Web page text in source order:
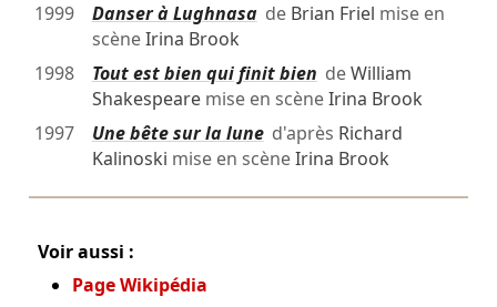
1999
Danser à Lughnasade Brian Friel mise en
scèneIrina Brook
1998
Tout est bien qui finit bien deWilliam
Shakespearemise en scèneIrina Brook
1997
Une bête sur la luned'après Richard
Kalinoski mise en scèneIrina Brook
Voir aussi :
Page Wikipédia